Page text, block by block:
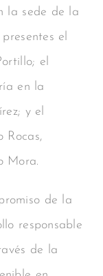
la sede de la
el
el
en la
y el
Rocas,
Mora.
de la
responsable
de la